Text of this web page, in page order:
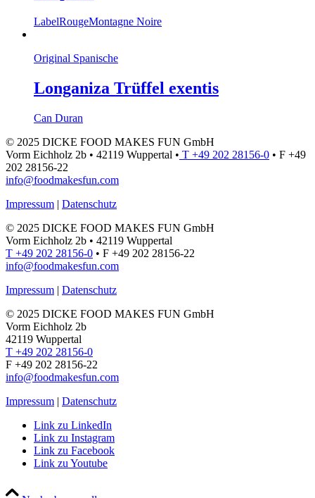
LabelRougeMontagne Noire
Original Spanische
Longaniza Trüffel exentis
Can Duran
© 2025 DICKE FOOD MAKES FUN GmbH
Vorm Eichholz 2b • 42119 Wuppertal • T +49 202 28156-0 • F +49
202 28156-22
info@foodmakesfun.com
Impressum | Datenschutz
© 2025 DICKE FOOD MAKES FUN GmbH
Vorm Eichholz 2b • 42119 Wuppertal
T +49 202 28156-0 • F +49 202 28156-22
info@foodmakesfun.com
Impressum | Datenschutz
© 2025 DICKE FOOD MAKES FUN GmbH
Vorm Eichholz 2b
42119 Wuppertal
T +49 202 28156-0
F +49 202 28156-22
info@foodmakesfun.com
Impressum | Datenschutz
Link zu LinkedIn
Link zu Instagram
Link zu Facebook
Link zu Youtube